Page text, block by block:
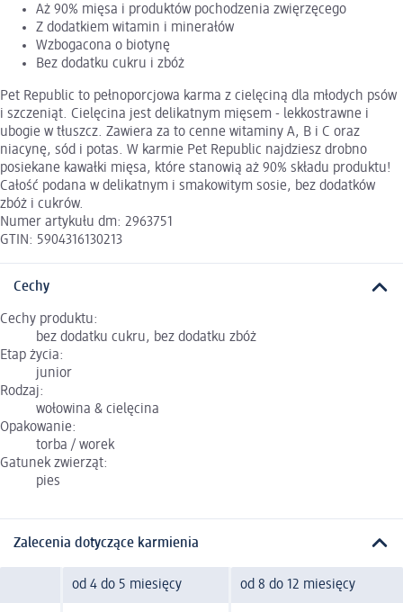
Aż 90% mięsa i produktów pochodzenia zwięrzęcego
Z dodatkiem witamin i minerałów
Wzbogacona o biotynę
Bez dodatku cukru i zbóż
Pet Republic to pełnoporcjowa karma z cielęciną dla młodych psów
i szczeniąt. Cielęcina jest delikatnym mięsem - lekkostrawne i
ubogie w tłuszcz. Zawiera za to cenne witaminy A, B i C oraz
niacynę, sód i potas. W karmie Pet Republic najdziesz drobno
posiekane kawałki mięsa, które stanowią aż 90% składu produktu!
Całość podana w delikatnym i smakowitym sosie, bez dodatków
zbóż i cukrów.
Numer artykułu dm: 2963751
GTIN: 5904316130213
Cechy
Cechy produktu:
bez dodatku cukru, bez dodatku zbóż
Etap życia:
junior
Rodzaj:
wołowina & cielęcina
Opakowanie:
torba / worek
Gatunek zwierząt:
pies
Zalecenia dotyczące karmienia
od 4 do 5 miesięcy od 8 do 12 miesięcy